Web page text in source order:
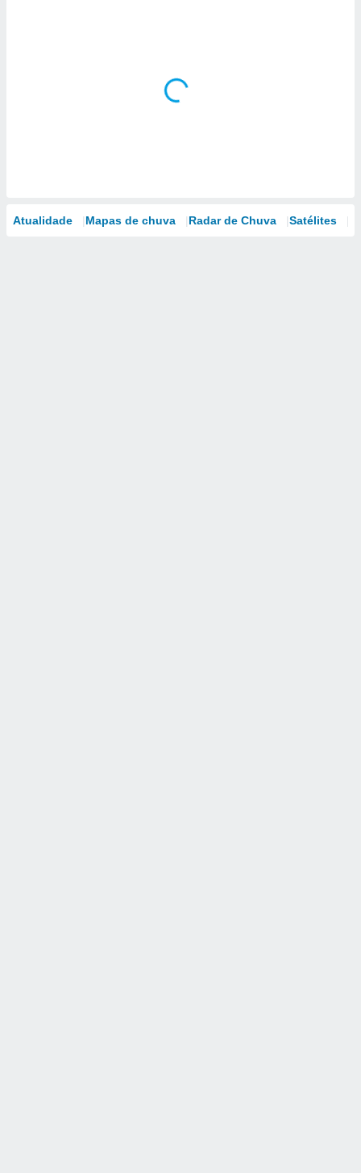
Atualidade Mapas de chuva Radar de Chuva Satélites